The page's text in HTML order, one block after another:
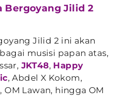
Bergoyang Jilid 2
Jilid 2 ini akan
musisi papan atas,
JKT48, Happy
, Abdel X Kokom,
OM Lawan, hingga OM